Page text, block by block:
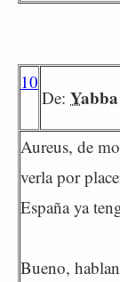
10
De: Yabba
Aureus, de
verla por
España ya
Bueno,